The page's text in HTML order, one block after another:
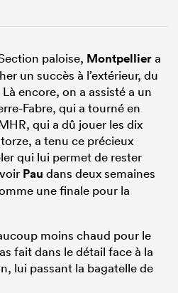
paloise, Montpelliera
un succès à l’extérieur, du
encore, on a assisté a un
Fabre, qui a tourné en
qui a dû jouer les dix
a tenu ce précieux
qui lui permet de rester
Pau dans deux semaines
une finale pour la
moins chaud pour le
fait dans le détail face à la
lui passant la bagatelle de